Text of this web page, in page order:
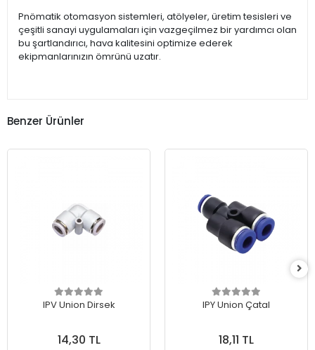
Pnömatik otomasyon sistemleri, atölyeler, üretim tesisleri ve
çeşitli sanayi uygulamaları için vazgeçilmez bir yardımcı olan
bu şartlandırıcı, hava kalitesini optimize ederek
ekipmanlarınızın ömrünü uzatır.
Benzer Ürünler
IPV Union Dirsek
14,30 TL
IPY Union Çatal
18,11 TL